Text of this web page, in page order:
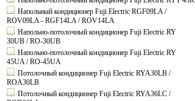
Напольный кондиционер Fuji Electric RGF09LA /
ROV09LA - RGF14LA / ROV14LA
Напольно-потолочный кондиционер Fuji Electric RY
30UB / RO-30UB
Напольно-потолочный кондиционер Fuji Electric RY
45UA / RO-45UA
Потолочный кондиционер Fuji Electric RYA30LB /
ROA30LB
Потолочный кондиционер Fuji Electric RYA36LC /